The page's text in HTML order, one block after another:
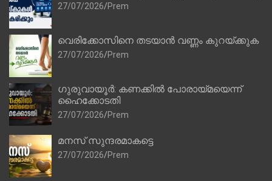
27/07/2026 Prem
വെരിക്കോസിനെ തടയാൻ വണ്ണം കുറയ്ക്കുക
27/07/2026 Prem
ഗുരുവായൂർ: കണക്കിൽ പോരായ്മയെന്ന്
ഹൈക്കോടതി
27/07/2026 Prem
മനസ് സുന്ദരമാകട്ടെ
27/07/2026 Prem